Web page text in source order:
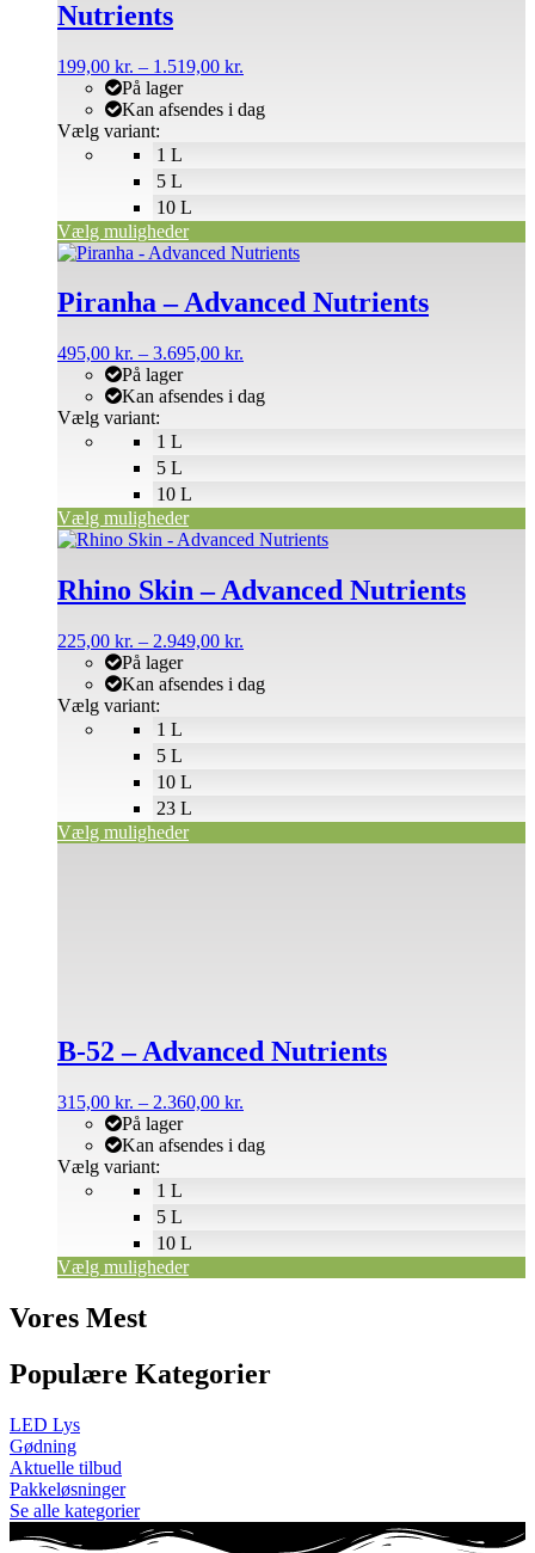
Nutrients
199,00 kr. – 1.519,00 kr.
til
På lager
Kan afsendes i dag
Vælg variant:
Vælg muligheder
varianter.
kan
vælges
varesiden
1 L
5 L
10 L
Piranha – Advanced Nutrients
495,00 kr. – 3.695,00 kr.
til
På lager
Kan afsendes i dag
Vælg variant:
Vælg muligheder
Dette
har
flere
Mulighederne
vælges
på
varesiden
1 L
5 L
10 L
Rhino Skin – Advanced Nutrients
225,00 kr. – 2.949,00 kr.
til
På lager
Kan afsendes i dag
Vælg variant:
Vælg muligheder
Dette
har
flere
Mulighederne
vælges
på
varesiden
1 L
5 L
10 L
23 L
B-52 – Advanced Nutrients
315,00 kr. – 2.360,00 kr.
til
På lager
Kan afsendes i dag
Vælg variant:
Vælg muligheder
varesiden
1 L
5 L
10 L
Vores Mest
Populære Kategorier
LED Lys
Gødning
Aktuelle tilbud
Pakkeløsninger
Se alle kategorier